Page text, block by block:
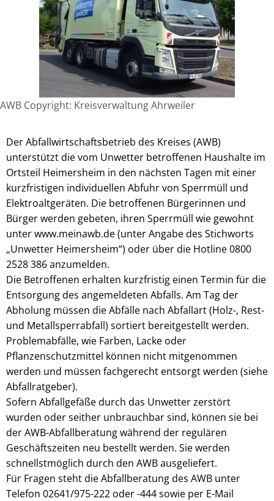
AWB Copyright: Kreisverwaltung Ahrweiler
Der Abfallwirtschaftsbetrieb des Kreises (AWB)
unterstützt die vom Unwetter betroffenen Haushalte im
Ortsteil Heimersheim in den nächsten Tagen mit einer
kurzfristigen individuellen Abfuhr von Sperrmüll und
Elektroaltgeräten. Die betroffenen Bürgerinnen und
Bürger werden gebeten, ihren Sperrmüll wie gewohnt
unter www.meinawb.de (unter Angabe des Stichworts
„Unwetter Heimersheim“) oder über die Hotline 0800
2528 386 anzumelden.
Die Betroffenen erhalten kurzfristig einen Termin für die
Entsorgung des angemeldeten Abfalls. Am Tag der
Abholung müssen die Abfälle nach Abfallart (Holz-, Rest-
und Metallsperrabfall) sortiert bereitgestellt werden.
Problemabfälle, wie Farben, Lacke oder
Pflanzenschutzmittel können nicht mitgenommen
werden und müssen fachgerecht entsorgt werden (siehe
Abfallratgeber).
Sofern Abfallgefäße durch das Unwetter zerstört
wurden oder seither unbrauchbar sind, können sie bei
der AWB-Abfallberatung während der regulären
Geschäftszeiten neu bestellt werden. Sie werden
schnellstmöglich durch den AWB ausgeliefert.
Für Fragen steht die Abfallberatung des AWB unter
Telefon 02641/975-222 oder -444 sowie per E-Mail